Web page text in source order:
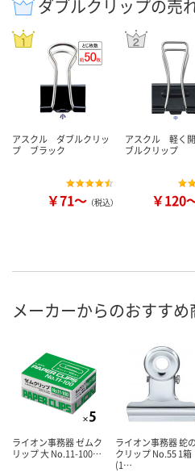
ダブルクリップの売
アスクル ダブルクリッ
プ ブラック
￥71～ （税込）
アスクル 軽く
ブルクリップ
￥120
メーカーからのおすすめ
ライオン事務器 ゼムク
リップ 大 No.11-100…
ライオン事務器 蛇
クリップ No.55 1箱
(1…